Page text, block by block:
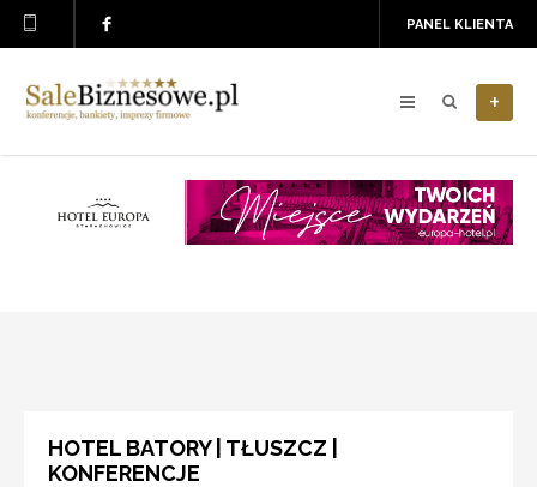
PANEL KLIENTA
+
HOTEL BATORY | TŁUSZCZ |
KONFERENCJE